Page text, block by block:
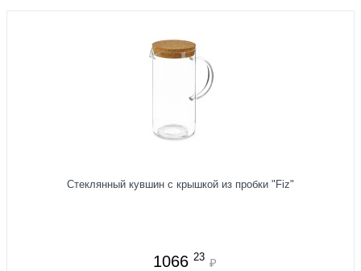
Стеклянный кувшин с крышкой из пробки "Fiz"
1066 23 ₽